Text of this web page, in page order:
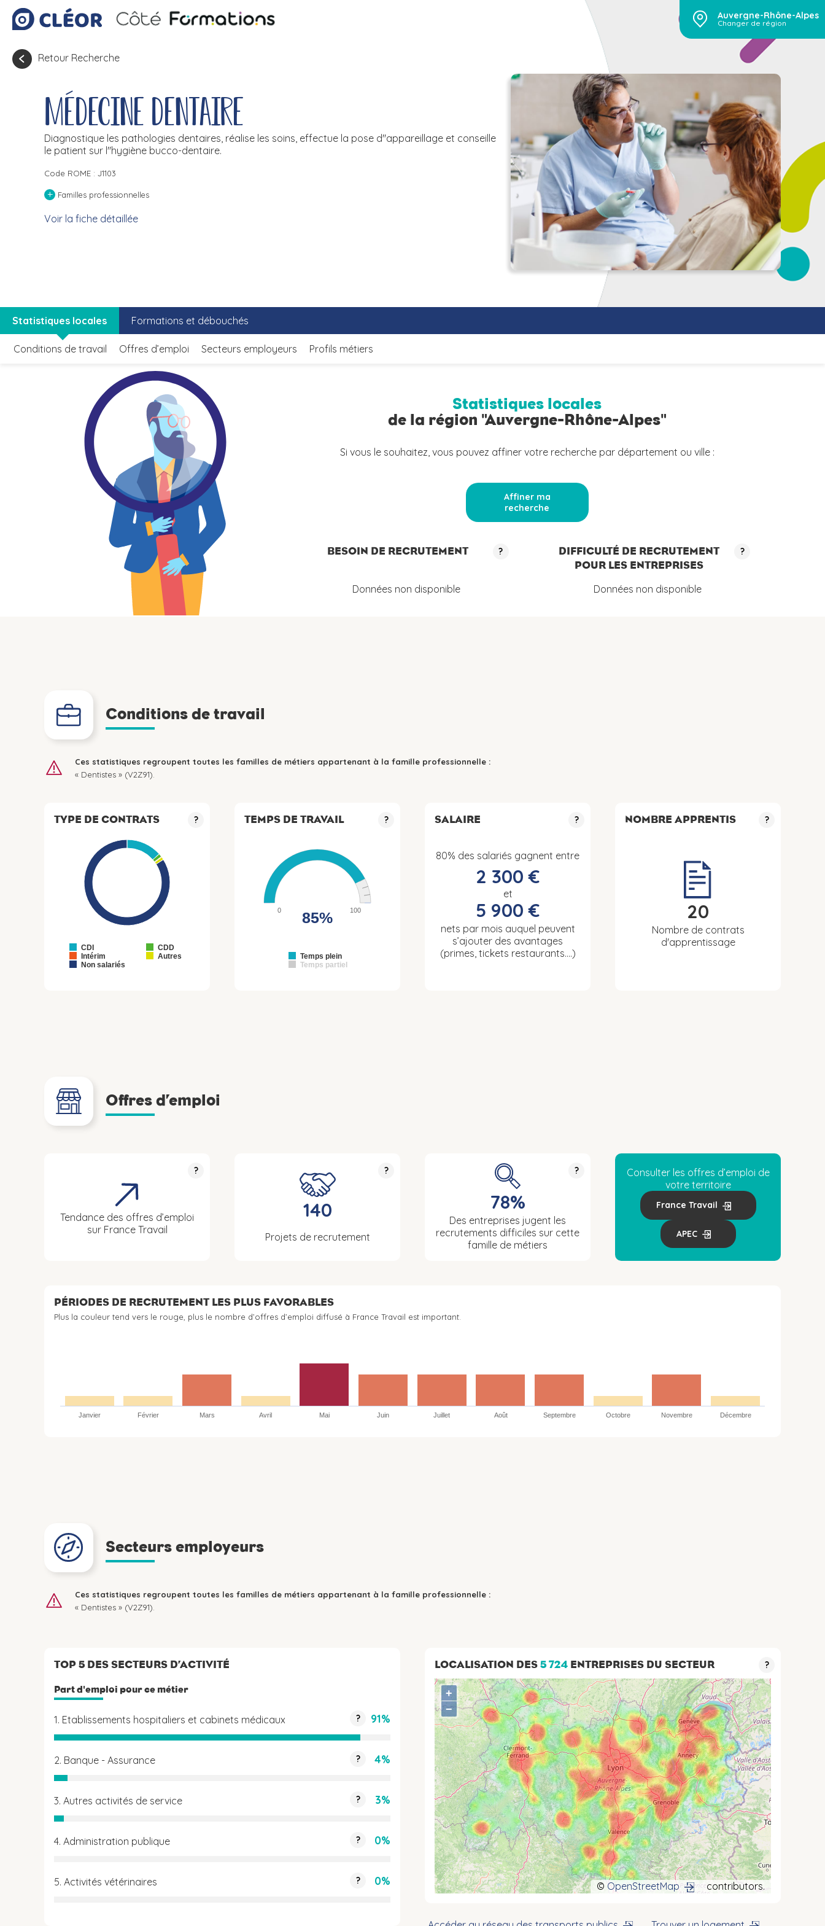
Auvergne-Rhône-Alpes
Changer de région
Retour Recherche
Médecine dentaire
Diagnostique les pathologies dentaires, réalise les soins, effectue la pose d''appareillage et conseille
le patient sur l''hygiène bucco-dentaire.
Code ROME : J1103
+ Familles professionnelles
Voir la fiche détaillée
Statistiques locales Formations et débouchés
Conditions de travail Offres d’emploi Secteurs employeurs Profils métiers
Statistiques locales
de la région "Auvergne-Rhône-Alpes"
Si vous le souhaitez, vous pouvez affiner votre recherche par département ou ville :
Affiner ma
recherche
BESOIN DE RECRUTEMENT ?
Données non disponible
DIFFICULTÉ DE RECRUTEMENT
POUR LES ENTREPRISES
?
Données non disponible
Conditions de travail
Ces statistiques regroupent toutes les familles de métiers appartenant à la famille professionnelle :
« Dentistes » (V2Z91).
TYPE DE CONTRATS ?
CDI
CDD
Intérim
Autres
Non salariés
TEMPS DE TRAVAIL ?
Temps plein
Temps partiel
0 100
85%
SALAIRE ?
80% des salariés gagnent entre
2 300 €
et
5 900 €
nets par mois auquel peuvent
s’ajouter des avantages
(primes, tickets restaurants….)
NOMBRE APPRENTIS ?
20
Nombre de contrats
d'apprentissage
Offres d’emploi
?
Tendance des offres d’emploi
sur France Travail
?
140
Projets de recrutement
?
78%
Des entreprises jugent les
recrutements difficiles sur cette
famille de métiers
Consulter les offres d’emploi de
votre territoire
France Travail
APEC
PÉRIODES DE RECRUTEMENT LES PLUS FAVORABLES
Plus la couleur tend vers le rouge, plus le nombre d’offres d’emploi diffusé à France Travail est important.
Janvier Février Mars Avril Mai Juin Juillet Août Septembre Octobre Novembre Décembre
Secteurs employeurs
Ces statistiques regroupent toutes les familles de métiers appartenant à la famille professionnelle :
« Dentistes » (V2Z91).
TOP 5 DES SECTEURS D’ACTIVITÉ
Part d'emploi pour ce métier
1. Etablissements hospitaliers et cabinets médicaux ? 91%
2. Banque - Assurance ? 4%
3. Autres activités de service ? 3%
4. Administration publique ? 0%
5. Activités vétérinaires ? 0%
LOCALISATION DES5 724 ENTREPRISES DU SECTEUR ?
+
−
© OpenStreetMap contributors.